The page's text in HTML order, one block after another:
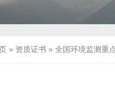
» 资质证书 » 全国环境监测重